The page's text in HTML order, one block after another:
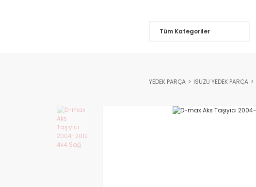
Tüm Kategoriler
YEDEK PARÇA İSUZU YEDEK PARÇA